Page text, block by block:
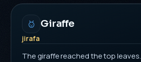
Giraffe
jirafa
The giraffe reached the top leaves.